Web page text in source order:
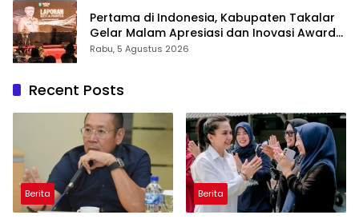
Pertama di Indonesia, Kabupaten Takalar
Gelar Malam Apresiasi dan Inovasi Award
2026: Panggung Penghargaan bagi
Rabu, 5 Agustus 2026
Recent Posts
Berita Berita